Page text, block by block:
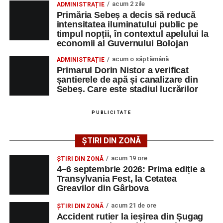
PETREȘTI –1 Mai, 8 Martie, Decebal, Dumbrava,
Energiei, Grădinilor, Industriilor, Liviu Rebreanu, Mihai
Eminescu, Progresului, Rozelor, Săsească, Simion
Bărnuțiu, Unirii, Zambilelor, Zorilor, Poarta Cimitir.
LANCRĂM –Bisericii, Scurtă, Ulița de Jos, Ulița de
Adaugă-ne ca sursă preferată
Urmărește-ne pe Google News
alimentare cu apă.
Primarul Dorin Nistor a subliniat că investițiile în
extinderea rețelelor de apă și canalizare sunt esențiale
calității vieții locuitorilor din cartierul vizat. Acesta le-a
mulțumit cetățenilor pentru răbdarea și înțelegerea de
care dau dovadă pe perioada desfășurării lucrărilor, în
finalizate până la sfârșitul lunii octombrie, urmând ca noile
rețele să fie puse în funcțiune. Administrația locală va
continua să monitorizeze îndeaproape fiecare etapă a
investiției, astfel încât lucrările să fie executate la
standardele prevăzute și să fie încheiate la termen.
ADMINISTRAȚIE acum 2 zile
Primăria Sebeș a decis să reducă
intensitatea iluminatului public pe
timpul nopții, în contextul apelului la
economii al Guvernului Bolojan
ADMINISTRAȚIE acum o săptămână
Primarul Dorin Nistor a verificat
șantierele de apă și canalizare din
Sebeș. Care este stadiul lucrărilor
PUBLICITATE
ȘTIRI DIN ZONĂ
ȘTIRI DIN ZONĂ acum 19 ore
4–6 septembrie 2026: Prima ediție a
Transylvania Fest, la Cetatea
Greavilor din Gârbova
ȘTIRI DIN ZONĂ acum 21 de ore
Accident rutier la ieșirea din Șugag